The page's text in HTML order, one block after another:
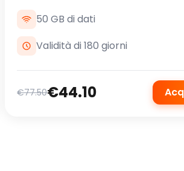
50 GB di dati
Validità di 180 giorni
€77.50€44.10